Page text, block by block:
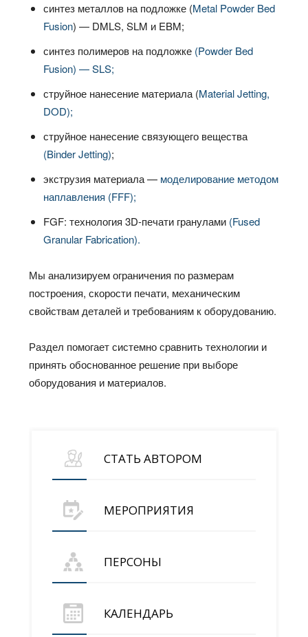
синтез металлов на подложке (Metal Powder Bed
Fusion) — DMLS, SLM и EBM;
синтез полимеров на подложке (Powder Bed
Fusion) — SLS;
струйное нанесение материала (Material Jetting,
DOD);
струйное нанесение связующего вещества
(Binder Jetting);
экструзия материала — моделирование методом
наплавления (FFF);
FGF: технология 3D‑печати гранулами (Fused
Granular Fabrication).
Мы анализируем ограничения по размерам
построения, скорости печати, механическим
свойствам деталей и требованиям к оборудованию.
Раздел помогает системно сравнить технологии и
принять обоснованное решение при выборе
оборудования и материалов.
СТАТЬ АВТОРОМ
МЕРОПРИЯТИЯ
ПЕРСОНЫ
КАЛЕНДАРЬ